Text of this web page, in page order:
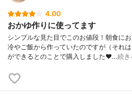
4.00
おかゆ作りに使ってます
シンプルな見た目でこのお値段！朝食に
冷やご飯から作っていたのですが（それ
ができるとのことで購入しました❤…続き